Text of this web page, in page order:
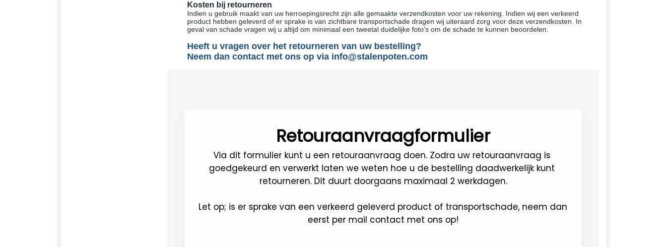
Kosten bij retourneren
Indien u gebruik maakt van uw herroepingsrecht zijn alle gemaakte verzendkosten voor uw rekening. Indien wij een verkeerd
product hebben geleverd of er sprake is van zichtbare transportschade dragen wij uiteraard zorg voor deze verzendkosten. In
geval van schade vragen wij u altijd om minimaal een tweetal duidelijke foto’s om de schade te kunnen beoordelen.
Heeft u vragen over het retourneren van uw bestelling?
Neem dan contact met ons op via info@stalenpoten.com